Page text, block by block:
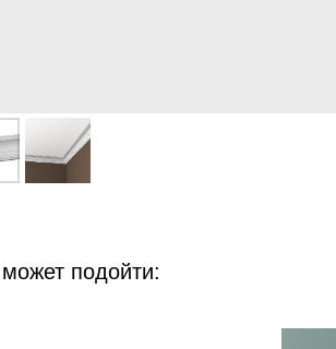
подойти: